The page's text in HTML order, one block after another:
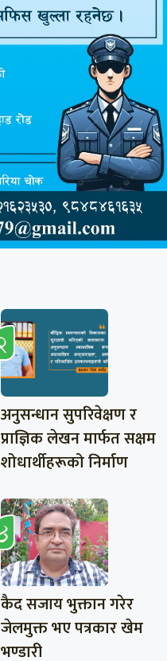
अनुसन्धान सुपरिवेक्षण र
प्राज्ञिक लेखन मार्फत सक्षम
शोधार्थीहरूको निर्माण
कैद सजाय भुक्तान गरेर
जेलमुक्त भए पत्रकार खेम
भण्डारी